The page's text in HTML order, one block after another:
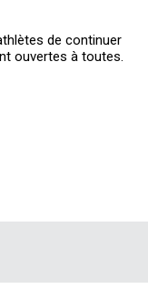
de continuer
ouvertes à toutes.